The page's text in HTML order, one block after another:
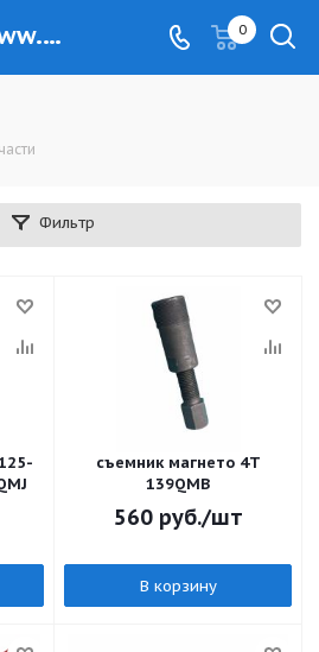
Съемник - www.kovrovec.ru 0
Фильтр
съемник магнето 4Т
139QMB
560руб./шт
В корзину